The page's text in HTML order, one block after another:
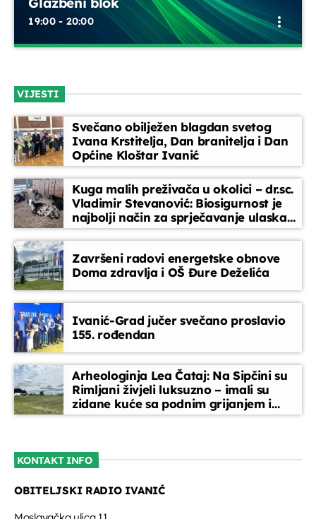
Glazbeni blok
22:00 - 22:45
Kronika dana
Jutarnja kronika
07:00 - 07:30
Servisne informacije
07:30 - 07:45
19:00 - 20:00 more_vert
Blok dobre glazbe donosi lagane ritmove, domaće i strane
pjesme koje prate vaše svakodnevne trenutke
VIJESTI
Svečano obilježen blagdan svetog
Ivana Krstitelja, Dan branitelja i Dan
Općine Kloštar Ivanić
Kuga malih preživača u okolici – dr.sc.
Vladimir Stevanović: Biosigurnost je
najbolji način za sprječavanje ulaska
bolesti
Završeni radovi energetske obnove
Doma zdravlja i OŠ Đure Deželića
Ivanić-Grad jučer svečano proslavio
155. rođendan
Arheologinja Lea Čataj: Na Sipčini su
Rimljani živjeli luksuzno – imali su
zidane kuće sa podnim grijanjem i
oslikanim zidovima
KONTAKT INFO
OBITELJSKI RADIO IVANIĆ